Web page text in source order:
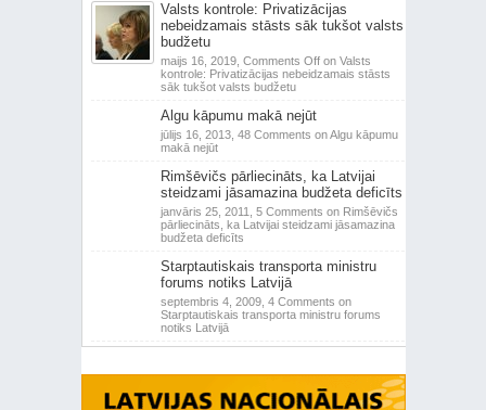
Valsts kontrole: Privatizācijas
nebeidzamais stāsts sāk tukšot valsts
budžetu
maijs 16, 2019, Comments Offon Valsts
kontrole: Privatizācijas nebeidzamais stāsts
sāk tukšot valsts budžetu
Algu kāpumu makā nejūt
jūlijs 16, 2013, 48 Comments on Algu kāpumu
makā nejūt
Rimšēvičs pārliecināts, ka Latvijai
steidzami jāsamazina budžeta deficīts
janvāris 25, 2011, 5 Comments on Rimšēvičs
pārliecināts, ka Latvijai steidzami jāsamazina
budžeta deficīts
Starptautiskais transporta ministru
forums notiks Latvijā
septembris 4, 2009, 4 Comments on
Starptautiskais transporta ministru forums
notiks Latvijā